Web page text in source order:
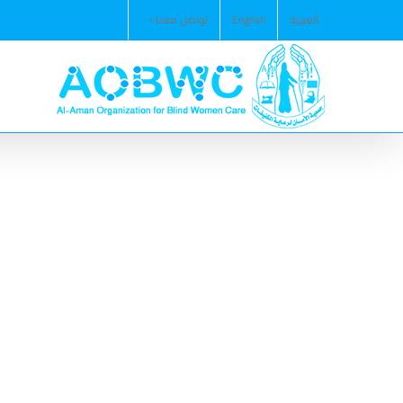
to
العربية English تواصل معنا